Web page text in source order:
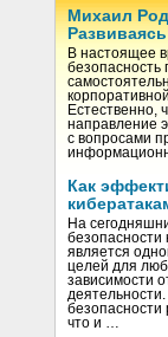
Михаил
В настоящее
безопасность
Естественно,
направление
с вопросами
Как
На
безопасности
является
целей для
зависимости
безопасности
что и …